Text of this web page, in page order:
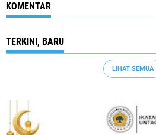
KOMENTAR
TERKINI, BARU
LIHAT SEMUA